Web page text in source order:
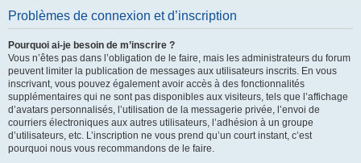
Problèmes de connexion et d’inscription
Pourquoi ai-je besoin de m’inscrire ?
Vous n’êtes pas dans l’obligation de le faire, mais les administrateurs du forum
peuvent limiter la publication de messages aux utilisateurs inscrits. En vous
inscrivant, vous pouvez également avoir accès à des fonctionnalités
supplémentaires qui ne sont pas disponibles aux visiteurs, tels que l’affichage
d’avatars personnalisés, l’utilisation de la messagerie privée, l’envoi de
courriers électroniques aux autres utilisateurs, l’adhésion à un groupe
d’utilisateurs, etc. L’inscription ne vous prend qu’un court instant, c’est
pourquoi nous vous recommandons de le faire.